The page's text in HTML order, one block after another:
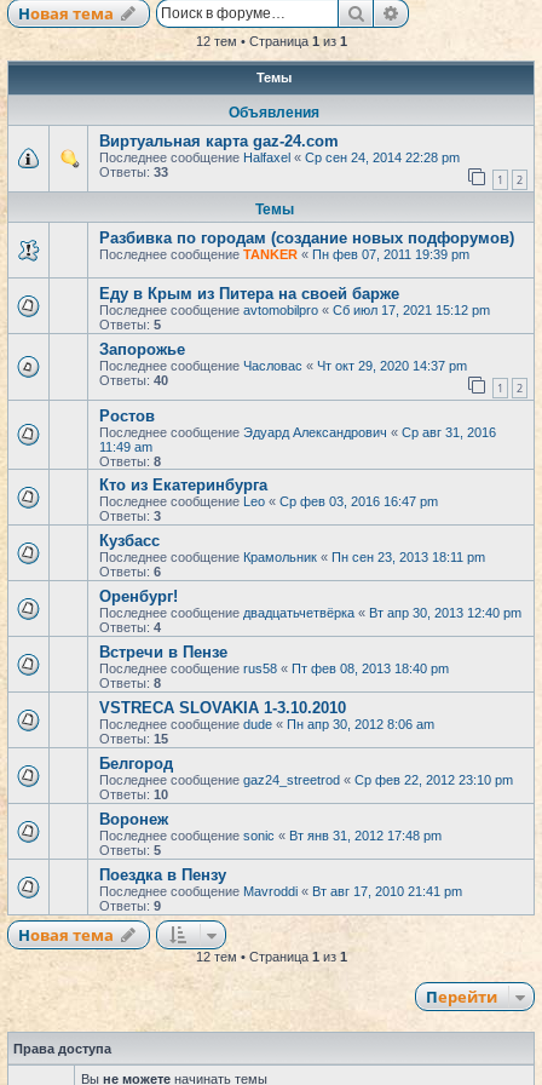
Новая тема ПоискРасширенный
12 тем • Страница 1из 1
Темы
Объявления
Виртуальная карта gaz-24.com
Последнее сообщение Halfaxel « Ср сен 24, 2014 22:28 pm
Ответы: 33 1 2
Темы
Разбивка по городам (создание новых подфорумов)
Последнее сообщение TANKER « Пн фев 07, 2011 19:39 pm
Еду в Крым из Питера на своей барже
Последнее сообщение avtomobilpro « Сб июл 17, 2021 15:12 pm
Ответы: 5
Запорожье
Последнее сообщение Часловас « Чт окт 29, 2020 14:37 pm
Ответы: 40 1 2
Ростов
Последнее сообщение Эдуард Александрович « Ср авг 31, 2016
11:49 am
Ответы: 8
Кто из Екатеринбурга
Последнее сообщение Leo « Ср фев 03, 2016 16:47 pm
Ответы: 3
Кузбасс
Последнее сообщение Крамольник « Пн сен 23, 2013 18:11 pm
Ответы: 6
Оренбург!
Последнее сообщение двадцатьчетвёрка « Вт апр 30, 2013 12:40 pm
Ответы: 4
Встречи в Пензе
Последнее сообщение rus58 « Пт фев 08, 2013 18:40 pm
Ответы: 8
VSTRECA SLOVAKIA 1-3.10.2010
Последнее сообщение dude « Пн апр 30, 2012 8:06 am
Ответы: 15
Белгород
Последнее сообщение gaz24_streetrod « Ср фев 22, 2012 23:10 pm
Ответы: 10
Воронеж
Последнее сообщение sonic « Вт янв 31, 2012 17:48 pm
Ответы: 5
Поездка в Пензу
Последнее сообщение Mavroddi « Вт авг 17, 2010 21:41 pm
Ответы: 9
Новая тема
12 тем • Страница 1из 1
Перейти
Права доступа
Вы не можете начинать темы